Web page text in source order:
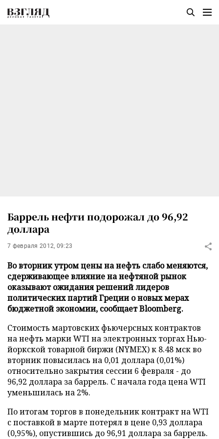
Баррель нефти подорожал до 96,92
доллара
7 февраля 2012, 09:23
Во вторник утром цены на нефть слабо меняются,
сдерживающее влияние на нефтяной рынок
оказывают ожидания решений лидеров
политических партий Греции о новых мерах
бюджетной экономии, сообщает Bloomberg.
Стоимость мартовских фьючерсных контрактов
на нефть марки WTI на электронных торгах Нью-
йоркской товарной биржи (NYMEX) к 8.48 мск во
вторник повысилась на 0,01 доллара (0,01%)
относительно закрытия сессии 6 февраля - до
96,92 доллара за баррель. С начала года цена WTI
уменьшилась на 2%.
По итогам торгов в понедельник контракт на WTI
с поставкой в марте потерял в цене 0,93 доллара
(0,95%), опустившись до 96,91 доллара за баррель.